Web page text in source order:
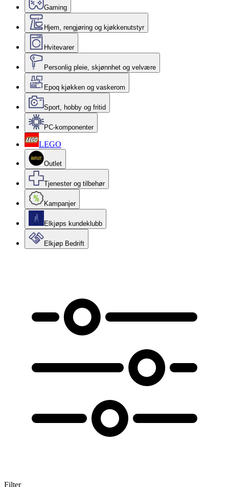
Gaming
Hjem, rengjøring og kjøkkenutstyr
Hvitevarer
Personlig pleie, skjønnhet og velvære
Epoq kjøkken og vaskerom
Sport, hobby og fritid
PC-komponenter
LEGO
Outlet
Tjenester og tilbehør
Kampanjer
Elkjøps kundeklubb
Elkjøp Bedrift
Filter